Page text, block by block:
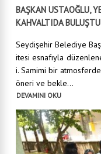
BAŞKAN USTAOĞLU,
KAHVALTIDA BULUŞTU
Seydişehir Belediye
itesi esnafıyla
i. Samimi bir
öneri ve bekle...
DEVAMINI OKU